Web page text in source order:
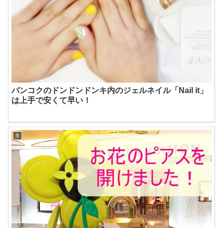
バンコクのドンドンドンキ内のジェルネイル「Nail it」
は上手で安くて早い！
美